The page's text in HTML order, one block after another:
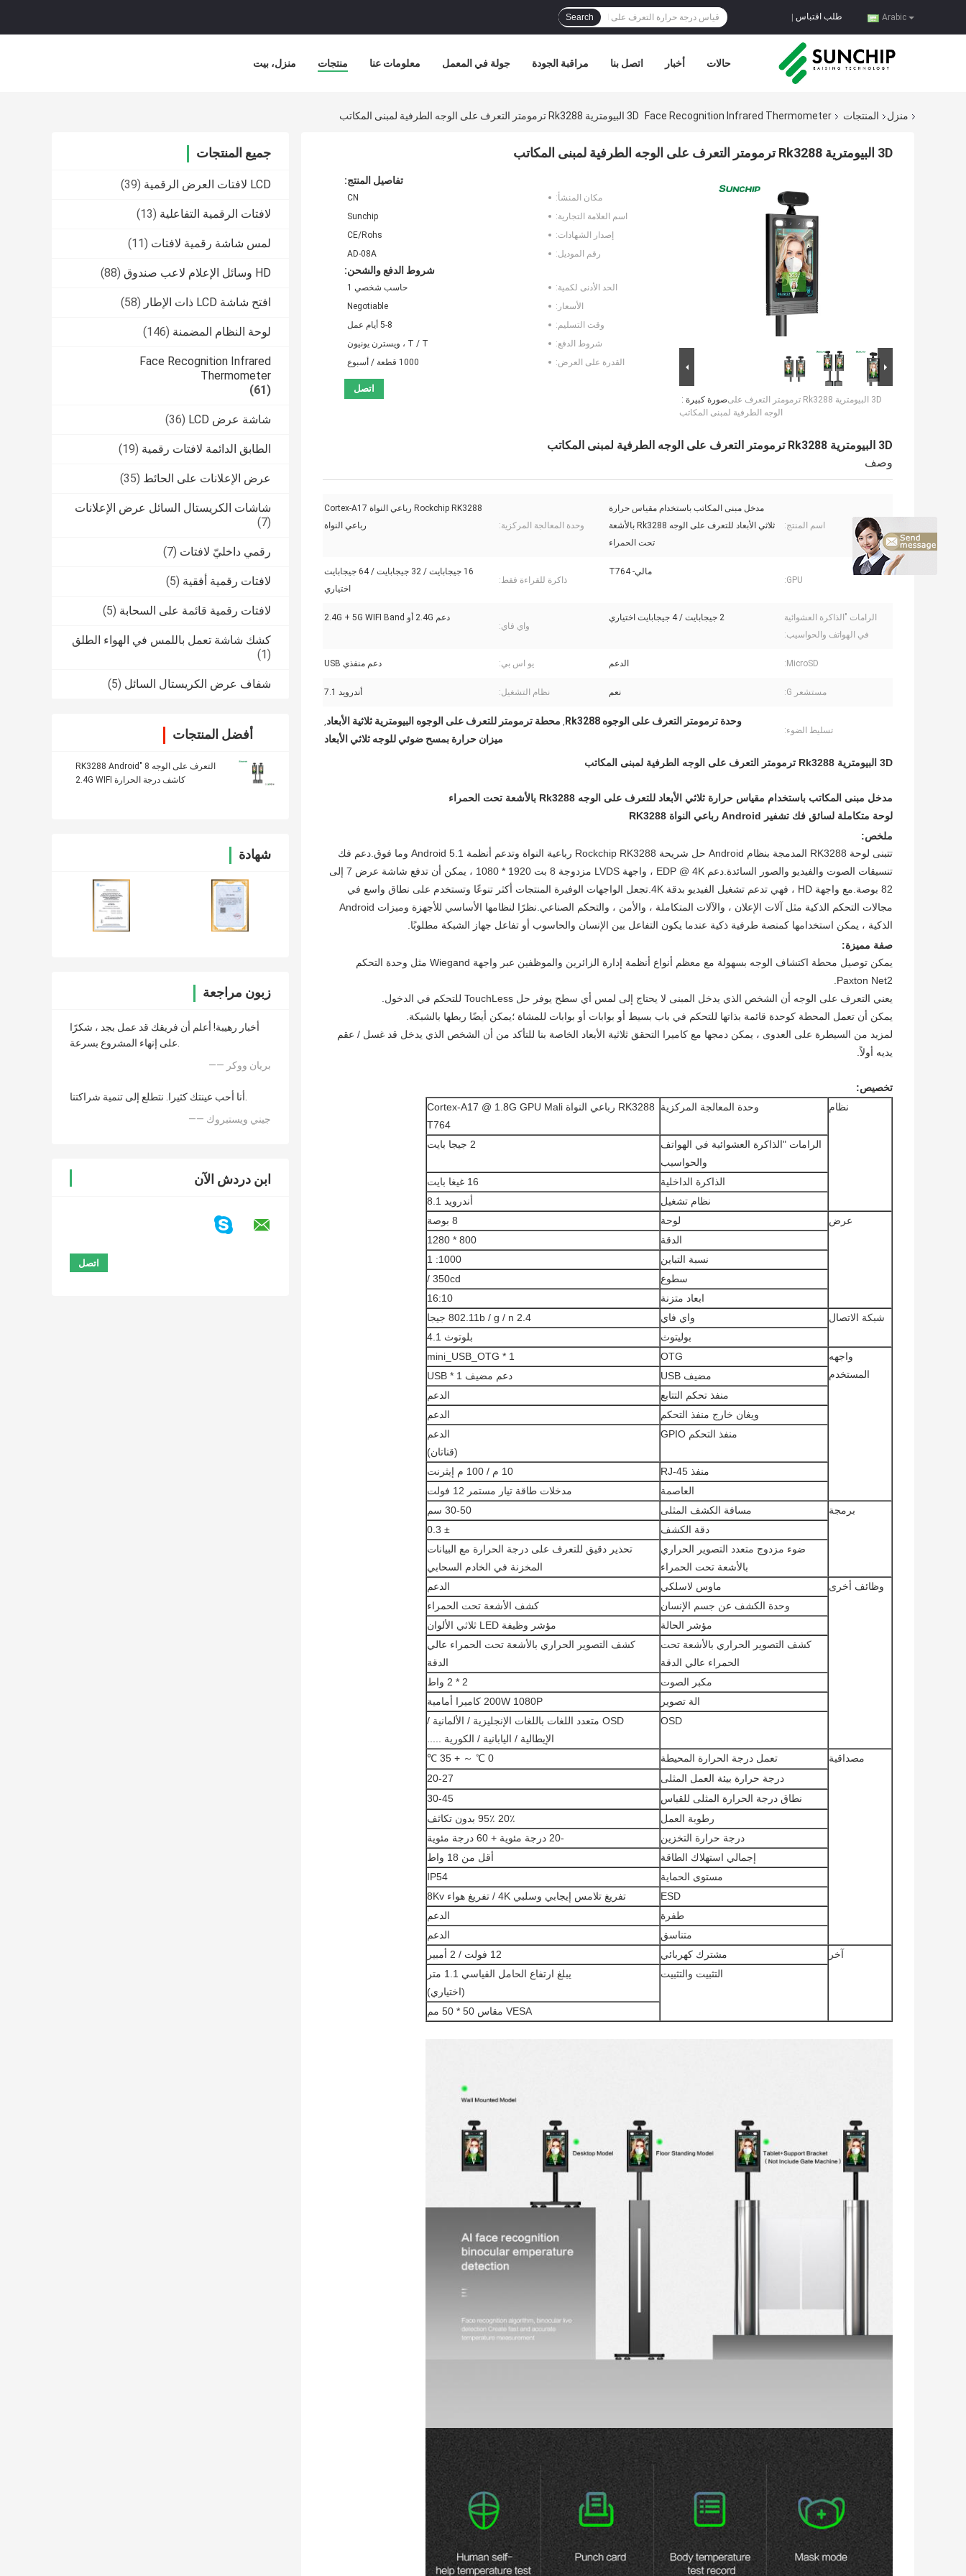
Arabic طلب اقتباس Search
منزل، بيت منتجات معلومات عنا جولة في المعمل مراقبة الجودة اتصل بنا أخبار حالات
منزل المنتجات Face Recognition Infrared Thermometer 3D البيومترية Rk3288 ترمومتر التعرف على الوجه الطرفية لمبنى المكاتب
جميع المنتجات
LCD لافتات العرض الرقمية (39)
لافتات الرقمية التفاعلية (13)
لمس شاشة رقمية لافتات (11)
HD وسائل الإعلام لاعب صندوق (88)
افتح شاشة LCD ذات الإطار (58)
لوحة النظام المضمنة (146)
Face Recognition Infrared
Thermometer
(61)
شاشة عرض LCD (36)
الطابق الدائمة لافتات رقمية (19)
عرض الإعلانات على الحائط (35)
شاشات الكريستال السائل عرض الإعلانات
(7)
رقمي داخليّ لافتات (7)
لافتات رقمية أفقية (5)
لافتات رقمية قائمة على السحابة (5)
كشك شاشة تعمل باللمس في الهواء الطلق
(1)
شفاف عرض الكريستال السائل (5)
أفضل المنتجات
التعرف على الوجه 8 "RK3288 Android
كاشف درجة الحرارة 2.4G WIFI
شهادة
زبون مراجعة
أخبار رهيبة! أعلم أن فريقك قد عمل بجد ، شكرًا
على إنهاء المشروع بسرعة.
—— بريان ووكر
أنا أحب عينتك كثيرا. نتطلع إلى تنمية شراكتنا.
—— جيني ويستبروك
ابن دردش الآن
3D البيومترية Rk3288 ترمومتر التعرف على الوجه الطرفية لمبنى المكاتب
صورة كبيرة :3D البيومترية Rk3288 ترمومتر التعرف على
الوجه الطرفية لمبنى المكاتب
تفاصيل المنتج:
مكان المنشأ:
CN
اسم العلامة التجارية:
Sunchip
إصدار الشهادات:
CE/Rohs
رقم الموديل:
AD-08A
شروط الدفع والشحن:
الحد الأدنى لكمية:
حاسب شخصي 1
الأسعار:
Negotiable
وقت التسليم:
5-8 أيام عمل
شروط الدفع:
T / T ، ويسترن يونيون
القدرة على العرض:
1000 قطعة / أسبوع
اتصل
3D البيومترية Rk3288 ترمومتر التعرف على الوجه الطرفية لمبنى المكاتب
وصف
اسم المنتج:
مدخل مبنى المكاتب باستخدام مقياس حرارة
ثلاثي الأبعاد للتعرف على الوجه Rk3288 بالأشعة
تحت الحمراء
وحدة المعالجة المركزية:
Rockchip RK3288 رباعي النواة Cortex-A17
رباعي النواة
GPU:
مالي- T764
ذاكرة للقراءة فقط:
16 جيجابايت / 32 جيجابايت / 64 جيجابايت
اختياري
الرامات "الذاكرة العشوائية
في الهواتف والحواسيب:
2 جيجابايت / 4 جيجابايت اختياري
واي فاي:
دعم 2.4G أو 2.4G + 5G WIFI Band
MicroSD: الدعم يو اس بي: دعم منفذي USB
مستشعر G: نعم نظام التشغيل: أندرويد 7.1
تسليط الضوء:
وحدة ترمومتر التعرف على الوجوه Rk3288 , محطة ترمومتر للتعرف على الوجوه البيومترية ثلاثية الأبعاد,
ميزان حرارة بمسح ضوئي للوجه ثلاثي الأبعاد
3D البيومترية Rk3288 ترمومتر التعرف على الوجه الطرفية لمبنى المكاتب
مدخل مبنى المكاتب باستخدام مقياس حرارة ثلاثي الأبعاد للتعرف على الوجه Rk3288 بالأشعة تحت الحمراء
لوحة متكاملة لسائق فك تشفير Android رباعي النواة RK3288
ملخص:
تتبنى لوحة RK3288 المدمجة بنظام Android حل شريحة Rockchip RK3288 رباعية النواة وتدعم أنظمة Android 5.1 وما فوق.دعم فك
تنسيقات الصوت والفيديو والصور السائدة.دعم EDP @ 4K ، واجهة LVDS مزدوجة 8 بت 1920 * 1080 ، يمكن أن تدفع شاشة عرض 7 إلى
82 بوصة.مع واجهة HD ، فهي تدعم تشغيل الفيديو بدقة 4K.تجعل الواجهات الوفيرة المنتجات أكثر تنوعًا وتستخدم على نطاق واسع في
مجالات التحكم الذكية مثل آلات الإعلان ، والآلات المتكاملة ، والأمن ، والتحكم الصناعي.نظرًا لنظامها الأساسي للأجهزة وميزات Android
الذكية ، يمكن استخدامها كمنصة طرفية ذكية عندما يكون التفاعل بين الإنسان والحاسوب أو تفاعل جهاز الشبكة مطلوبًا.
صفة مميزة:
يمكن توصيل محطة اكتشاف الوجه بسهولة مع معظم أنواع أنظمة إدارة الزائرين والموظفين عبر واجهة Wiegand مثل وحدة التحكم
Paxton Net2.
يعني التعرف على الوجه أن الشخص الذي يدخل المبنى لا يحتاج إلى لمس أي سطح يوفر حل TouchLess للتحكم في الدخول.
يمكن أن تعمل المحطة كوحدة قائمة بذاتها للتحكم في باب بسيط أو بوابات أو بوابات للمشاة ؛يمكن أيضًا ربطها بالشبكة.
لمزيد من السيطرة على العدوى ، يمكن دمجها مع كاميرا التحقق ثلاثية الأبعاد الخاصة بنا للتأكد من أن الشخص الذي يدخل قد غسل / عقم
يديه أولاً.
تخصيص:
نظام
وحدة المعالجة المركزية
RK3288 رباعي النواة Cortex-A17 @ 1.8G GPU Mali
T764
الرامات "الذاكرة العشوائية في الهواتف
والحواسيب
2 جيجا بايت
الذاكرة الداخلية
16 غيغا بايت
نظام تشغيل
أندرويد 8.1
عرض
لوحة
8 بوصة
الدقة
800 * 1280
نسبة التباين
1000: 1
سطوع
350cd /
ابعاد متزنة
16:10
شبكة الاتصال
واي فاي
802.11b / g / n 2.4 جيجا
بوليتوث
بلوتوث 4.1
واجهه
المستخدم
OTG
mini_USB_OTG * 1
مضيف USB
دعم مضيف USB * 1
منفذ تحكم التتابع
الدعم
ويغان خارج منفذ التحكم
الدعم
منفذ التحكم GPIO
الدعم
(قناتان)
منفذ RJ-45
10 م / 100 م إيثرنت
العاصمة
مدخلات طاقة تيار مستمر 12 فولت
برمجة
مسافة الكشف المثلى
30-50 سم
دقة الكشف
± 0.3
ضوء مزدوج متعدد التصوير الحراري
بالأشعة تحت الحمراء
تحذير دقيق للتعرف على درجة الحرارة مع البيانات
المخزنة في الخادم السحابي
وظائف أخرى
ماوس لاسلكي
الدعم
وحدة الكشف عن جسم الإنسان
كشف الأشعة تحت الحمراء
مؤشر الحالة
مؤشر وظيفة LED ثلاثي الألوان
كشف التصوير الحراري بالأشعة تحت
الحمراء عالي الدقة
كشف التصوير الحراري بالأشعة تحت الحمراء عالي
الدقة
مكبر الصوت
2 * 2 واط
الة تصوير
200W 1080P كاميرا أمامية
OSD
OSD متعدد اللغات باللغات الإنجليزية / الألمانية /
الإيطالية / اليابانية / الكورية .....
مصداقية
تعمل درجة الحرارة المحيطة
0 ℃ ～ + 35 ℃
درجة حرارة بيئة العمل المثلى
20-27
نطاق درجة الحرارة المثلى للقياس
30-45
رطوبة العمل
20٪ 95٪ بدون تكاثف
درجة حرارة التخزين
-20 درجة مئوية + 60 درجة مئوية
إجمالي استهلاك الطاقة
أقل من 18 واط
مستوى الحماية
IP54
ESD
تفريغ تلامس إيجابي وسلبي 4K / تفريغ هواء 8Kv
طفرة
الدعم
متناسق
الدعم
آخر
مشترك كهربائي
12 فولت / 2 أمبير
التثبيت والتثبيت
يبلغ ارتفاع الحامل القياسي 1.1 متر
(اختياري)
VESA مقاس 50 * 50 مم